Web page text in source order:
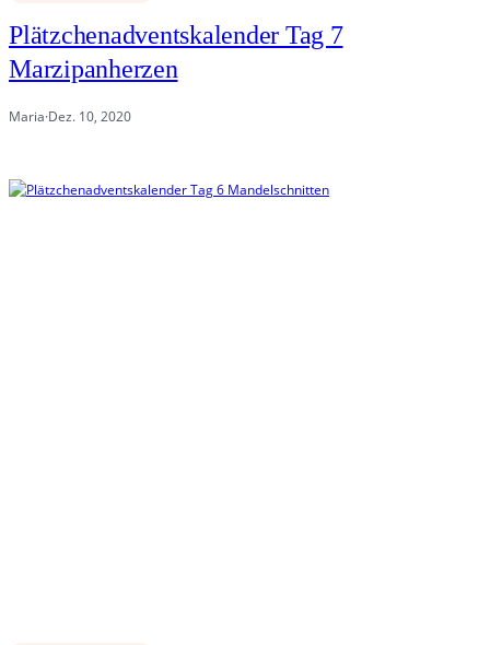
Plätzchenadventskalender Tag 7
Marzipanherzen
Maria·Dez. 10, 2020